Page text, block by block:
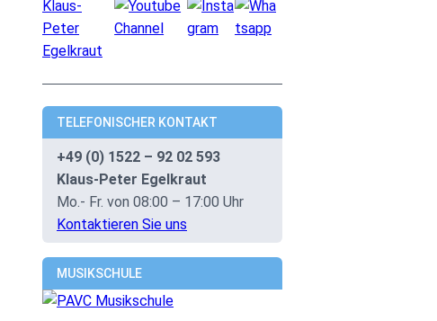
TELEFONISCHER KONTAKT
+49 (0) 1522 – 92 02 593
Klaus-Peter Egelkraut
Mo.- Fr. von 08:00 – 17:00 Uhr
Kontaktieren Sie uns
MUSIKSCHULE